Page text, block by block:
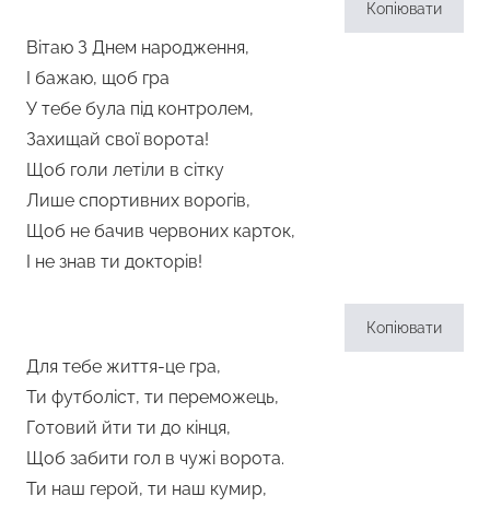
Копіювати
Вітаю З Днем народження,
І бажаю, щоб гра
У тебе була під контролем,
Захищай свої ворота!
Щоб голи летіли в сітку
Лише спортивних ворогів,
Щоб не бачив червоних карток,
І не знав ти докторів!
Копіювати
Для тебе життя-це гра,
Ти футболіст, ти переможець,
Готовий йти ти до кінця,
Щоб забити гол в чужі ворота.
Ти наш герой, ти наш кумир,